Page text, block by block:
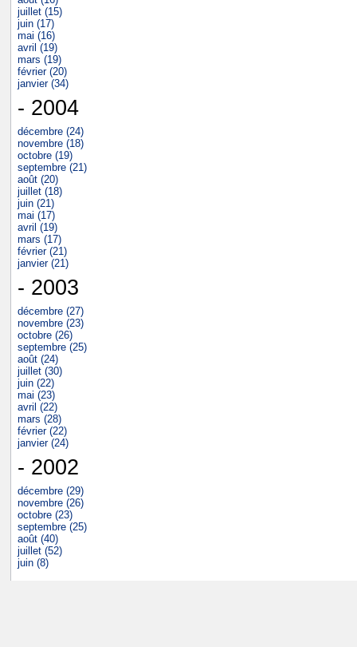
juillet (15)
juin (17)
mai (16)
avril (19)
mars (19)
février (20)
janvier (34)
- 2004
décembre (24)
novembre (18)
octobre (19)
septembre (21)
août (20)
juillet (18)
juin (21)
mai (17)
avril (19)
mars (17)
février (21)
janvier (21)
- 2003
décembre (27)
novembre (23)
octobre (26)
septembre (25)
août (24)
juillet (30)
juin (22)
mai (23)
avril (22)
mars (28)
février (22)
janvier (24)
- 2002
décembre (29)
novembre (26)
octobre (23)
septembre (25)
août (40)
juillet (52)
juin (8)